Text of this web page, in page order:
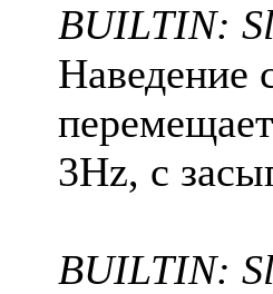
BUILTIN:
Наведение
3Hz, с
BUILTIN: